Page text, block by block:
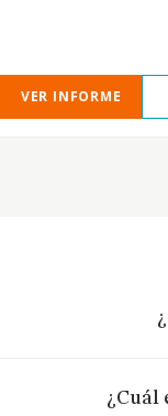
VER INFORME
¿Cuál